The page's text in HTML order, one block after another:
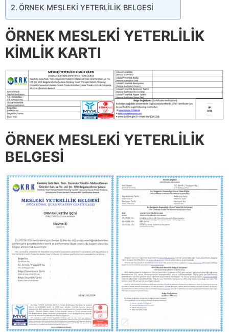
ÖRNEK MESLEKİ YETERLİLİK BELGESİ
ÖRNEK MESLEKİ YETERLİLİK
KİMLİK KARTI
ÖRNEK MESLEKİ YETERLİLİK
BELGESİ